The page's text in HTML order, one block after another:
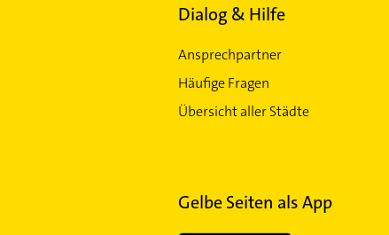
Dialog & Hilfe
Ansprechpartner
Häufige Fragen
Übersicht aller Städte
Gelbe Seiten als App